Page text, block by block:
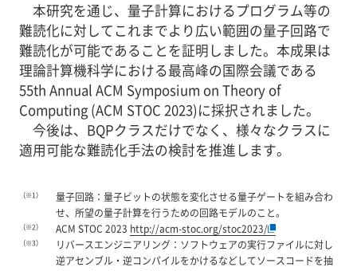
本研究を通じ、量子計算におけるプログラム等の
難読化に対してこれまでより広い範囲の量子回路で
難読化が可能であることを証明しました。本成果は
理論計算機科学における最高峰の国際会議である
55th Annual ACM Symposium on Theory of
Computing (ACM STOC 2023)に採択されました。
今後は、BQPクラスだけでなく、様々なクラスに
適用可能な難読化手法の検討を推進します。
（※1）
量子回路：量子ビットの状態を変化させる量子ゲートを組み合わ
せ、所望の量子計算を行うための回路モデルのこと。
（※2） ACM STOC 2023 http://acm-stoc.org/stoc2023/
（※3）
リバースエンジニアリング：ソフトウェアの実行ファイルに対し
逆アセンブル・逆コンパイルをかけるなどしてソースコードを抽